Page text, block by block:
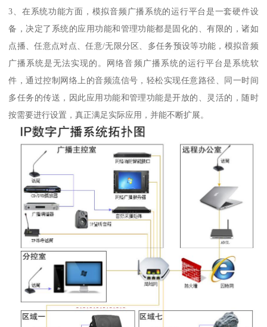
3、在系统功能方面，模拟音频广播系统的运行平台是一套硬件设
备，决定了系统的应用功能和管理功能都是固化的、有限的，诸如
点播、任意点对点、任意/无限分区、多任务预设等功能，模拟音频
广播系统是无法实现的。网络音频广播系统的运行平台是系统软
件，通过控制网络上的音频流信号，轻松实现任意路径、同一时间
多任务的传送，因此应用功能和管理功能是开放的、灵活的，随时
按需要进行设置，真正满足实际应用，并能不断扩展。